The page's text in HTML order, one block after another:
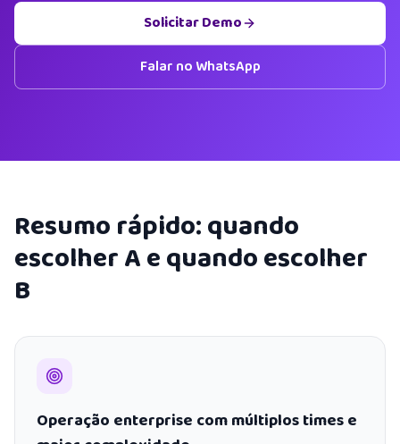
Solicitar Demo
Falar no WhatsApp
Resumo rápido: quando
escolher A e quando escolher
B
Operação enterprise com múltiplos times e